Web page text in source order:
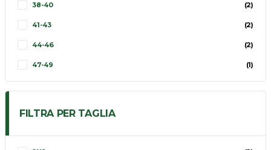
38-40 (2)
41-43 (2)
44-46 (2)
47-49 (1)
FILTRA PER TAGLIA